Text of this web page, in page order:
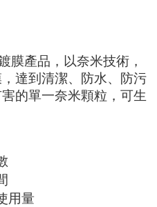
膜產品，以奈米技術，
達到清潔、防水、防污
的單一奈米顆粒，可生
用量